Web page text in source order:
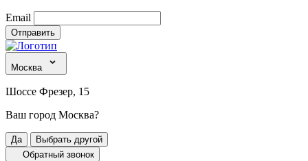
Email
Отправить
Москва
Шоссе Фрезер, 15
Ваш город Москва?
Да
Выбрать другой
Обратный звонок